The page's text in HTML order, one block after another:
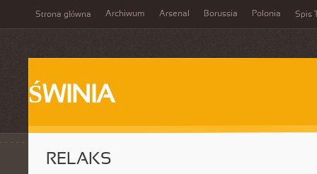
Strona główna Archiwum Arsenal Borussia Polonia Spis
ŚWINIA
RELAKS